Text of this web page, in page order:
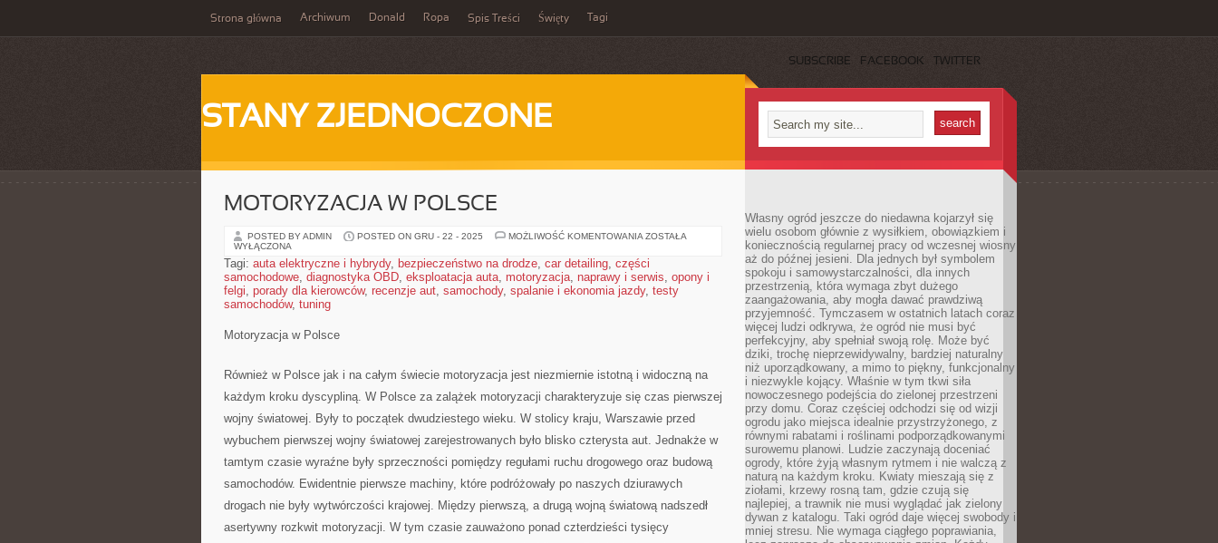
Strona główna Archiwum Donald Ropa Spis Treści Święty Tagi
SUBSCRIBE FACEBOOK TWITTER
STANY ZJEDNOCZONE
MOTORYZACJA W POLSCE
POSTED BY ADMIN POSTED ON GRU - 22 - 2025 MOŻLIWOŚĆ KOMENTOWANIA MOTORYZACJA
ZOSTAŁA
WYŁĄCZONA
Tagi: auta elektryczne i hybrydy, bezpieczeństwo na drodze, car detailing, części
samochodowe, diagnostyka OBD, eksploatacja auta, motoryzacja, naprawy i serwis, opony i
felgi, porady dla kierowców, recenzje aut, samochody, spalanie i ekonomia jazdy, testy
samochodów, tuning
Motoryzacja w Polsce
Również w Polsce jak i na całym świecie motoryzacja jest niezmiernie istotną i widoczną na
każdym kroku dyscypliną. W Polsce za zalążek motoryzacji charakteryzuje się czas pierwszej
wojny światowej. Były to początek dwudziestego wieku. W stolicy kraju, Warszawie przed
wybuchem pierwszej wojny światowej zarejestrowanych było blisko czterysta aut. Jednakże w
tamtym czasie wyraźne były sprzeczności pomiędzy regułami ruchu drogowego oraz budową
samochodów. Ewidentnie pierwsze machiny, które podróżowały po naszych dziurawych
drogach nie były wytwórczości krajowej. Między pierwszą, a drugą wojną światową nadszedł
asertywny rozkwit motoryzacji. W tym czasie zauważono ponad czterdzieści tysięcy
Własny ogród jeszcze do niedawna kojarzył się
wielu osobom głównie z wysiłkiem, obowiązkiem i
koniecznością regularnej pracy od wczesnej wiosny
aż do późnej jesieni. Dla jednych był symbolem
spokoju i samowystarczalności, dla innych
przestrzenią, która wymaga zbyt dużego
zaangażowania, aby mogła dawać prawdziwą
przyjemność. Tymczasem w ostatnich latach coraz
więcej ludzi odkrywa, że ogród nie musi być
perfekcyjny, aby spełniał swoją rolę. Może być
dziki, trochę nieprzewidywalny, bardziej naturalny
niż uporządkowany, a mimo to piękny, funkcjonalny
i niezwykle kojący. Właśnie w tym tkwi siła
nowoczesnego podejścia do zielonej przestrzeni
przy domu. Coraz częściej odchodzi się od wizji
ogrodu jako miejsca idealnie przystrzyżonego, z
równymi rabatami i roślinami podporządkowanymi
surowemu planowi. Ludzie zaczynają doceniać
ogrody, które żyją własnym rytmem i nie walczą z
naturą na każdym kroku. Kwiaty mieszają się z
ziołami, krzewy rosną tam, gdzie czują się
najlepiej, a trawnik nie musi wyglądać jak zielony
dywan z katalogu. Taki ogród daje więcej swobody i
mniej stresu. Nie wymaga ciągłego poprawiania,